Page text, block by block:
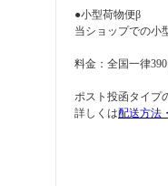
●小型荷物便β
当ショップでの小
料金：全国一律390
ポスト投函タイプ
詳しくは配送方法